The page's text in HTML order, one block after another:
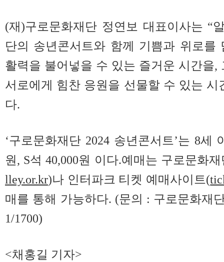
(재)구로문화재단 정연보 대표이사는 “
단의 송년콘서트와 함께 기쁨과 위로를
활력을 불어넣을 수 있는 즐거운 시간을,
서로에게 힘찬 응원을 선물할 수 있는 시
다.
‘구로문화재단 2024 송년콘서트’는 8세
원, S석 40,000원 이다.예매는 구로문화
lley.or.kr)나 인터파크 티켓 예매사이트(
매를 통해 가능하다. (문의 : 구로문화재
1/1700)
<채홍길 기자>